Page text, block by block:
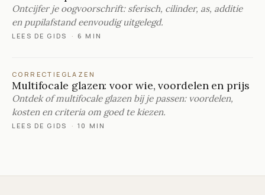
Ontcijfer je oogvoorschrift: sferisch, cilinder, as, additie
en pupilafstand eenvoudig uitgelegd.
LEES DE GIDS · 6 MIN
CORRECTIEGLAZEN
Multifocale glazen: voor wie, voordelen en prijs
Ontdek of multifocale glazen bij je passen: voordelen,
kosten en criteria om goed te kiezen.
LEES DE GIDS · 10 MIN